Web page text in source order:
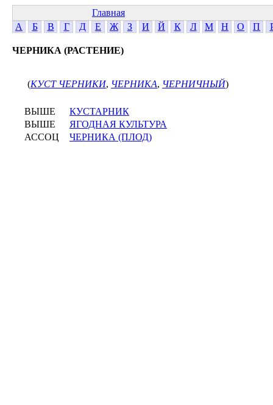
Главная
А
Б В Г Д Е Ж З И Й К Л М Н О П
ЧЕРНИКА (РАСТЕНИЕ)
(КУСТ ЧЕРНИКИ, ЧЕРНИКА, ЧЕРНИЧНЫЙ)
ВЫШЕ
КУСТАРНИК
ВЫШЕ
ЯГОДНАЯ КУЛЬТУРА
АССОЦ
ЧЕРНИКА (ПЛОД)